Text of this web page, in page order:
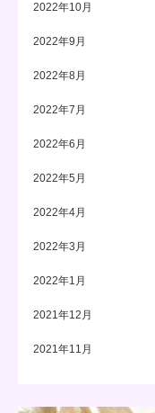
2022年10月
2022年9月
2022年8月
2022年7月
2022年6月
2022年5月
2022年4月
2022年3月
2022年1月
2021年12月
2021年11月